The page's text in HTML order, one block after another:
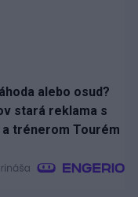
alebo osud?
stará reklama s
a trénerom Tourém